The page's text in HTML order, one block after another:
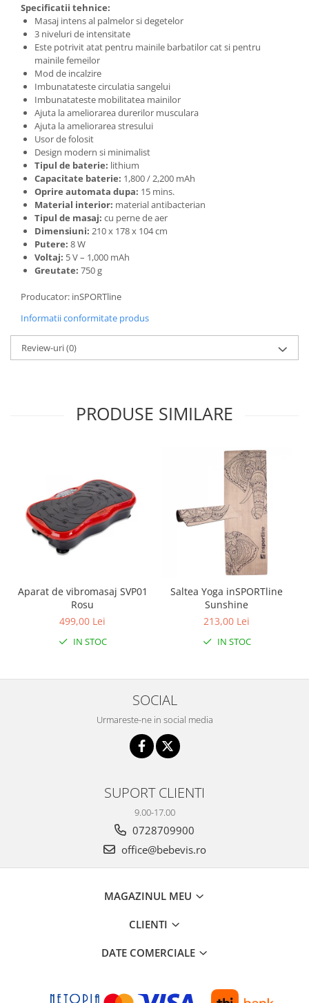
Specificatii tehnice:
Masaj intens al palmelor si degetelor
3 niveluri de intensitate
Este potrivit atat pentru mainile barbatilor cat si pentru
mainile femeilor
Mod de incalzire
Imbunatateste circulatia sangelui
Imbunatateste mobilitatea mainilor
Ajuta la ameliorarea durerilor musculara
Ajuta la ameliorarea stresului
Usor de folosit
Design modern si minimalist
Tipul de baterie: lithium
Capacitate baterie: 1,800 / 2,200 mAh
Oprire automata dupa: 15 mins.
Material interior: material antibacterian
Tipul de masaj: cu perne de aer
Dimensiuni: 210 x 178 x 104 cm
Putere: 8 W
Voltaj: 5 V – 1,000 mAh
Greutate: 750 g
Producator: inSPORTline
Informatii conformitate produs
Review-uri(0)
PRODUSE SIMILARE
Aparat de vibromasaj SVP01
Rosu
499,00 Lei
IN STOC
Saltea Yoga inSPORTline
Sunshine
213,00 Lei
IN STOC
SOCIAL
Urmareste-ne in social media
SUPORT CLIENTI
9.00-17.00
0728709900
office@bebevis.ro
MAGAZINUL MEU
CLIENTI
DATE COMERCIALE